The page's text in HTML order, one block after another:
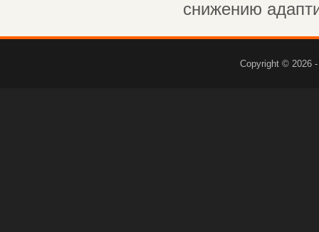
снижению
Copyright © 2026